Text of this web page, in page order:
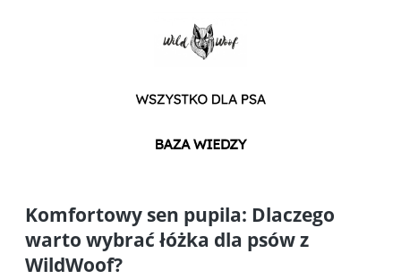
Komfortowy sen pupila: Dlaczego
warto wybrać łóżka dla psów z
WildWoof?